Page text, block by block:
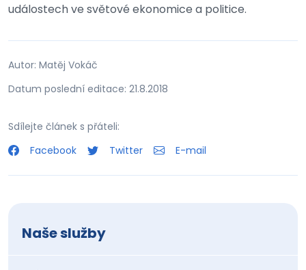
událostech ve světové ekonomice a politice.
Autor: Matěj Vokáč
Datum poslední editace: 21.8.2018
Sdílejte článek s přáteli:
Facebook
Twitter E-mail
Naše služby